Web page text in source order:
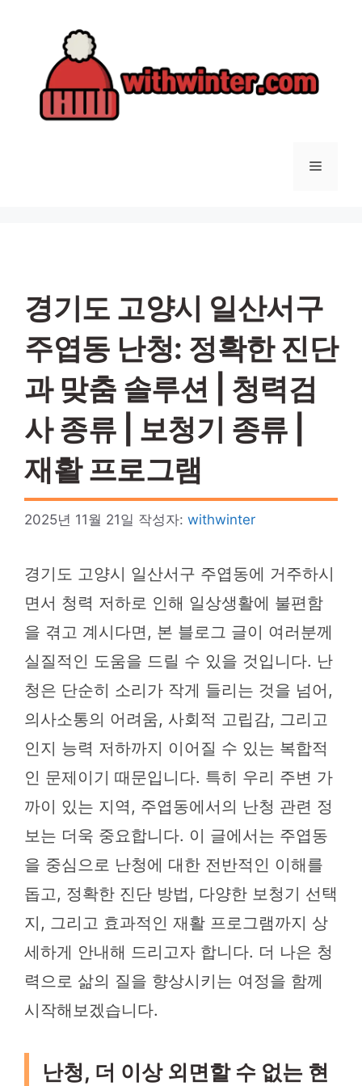
메
경기도 고양시 일산서구
주엽동 난청: 정확한 진단
과 맞춤 솔루션 | 청력검
사 종류 | 보청기 종류 |
재활 프로그램
2025년 11월 21일 작성자: withwinter
경기도 고양시 일산서구 주엽동에 거주하시
면서 청력 저하로 인해 일상생활에 불편함
을 겪고 계시다면, 본 블로그 글이 여러분께
실질적인 도움을 드릴 수 있을 것입니다. 난
청은 단순히 소리가 작게 들리는 것을 넘어,
의사소통의 어려움, 사회적 고립감, 그리고
인지 능력 저하까지 이어질 수 있는 복합적
인 문제이기 때문입니다. 특히 우리 주변 가
까이 있는 지역, 주엽동에서의 난청 관련 정
보는 더욱 중요합니다. 이 글에서는 주엽동
을 중심으로 난청에 대한 전반적인 이해를
돕고, 정확한 진단 방법, 다양한 보청기 선택
지, 그리고 효과적인 재활 프로그램까지 상
세하게 안내해 드리고자 합니다. 더 나은 청
력으로 삶의 질을 향상시키는 여정을 함께
시작해보겠습니다.
난청, 더 이상 외면할 수 없는 현